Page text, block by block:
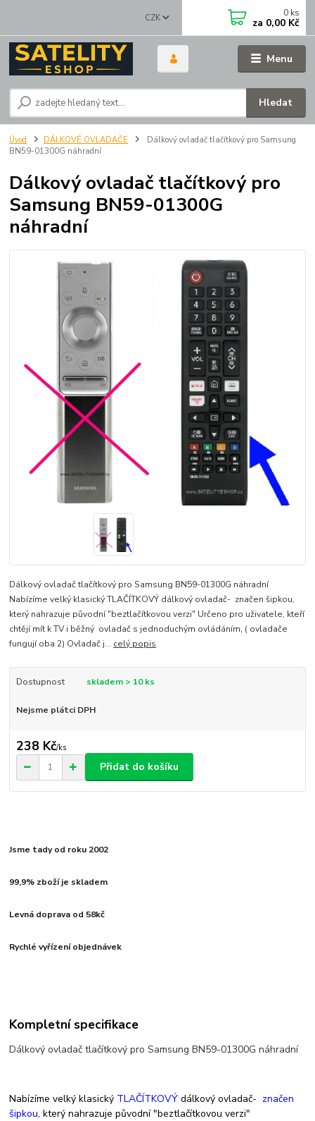
Menu
CZK
Hledat
0 ks
za 0,00 Kč
Úvod DÁLKOVÉ OVLADAČE
Dálkový ovladač tlačítkový pro Samsung
BN59-01300G náhradní
Dálkový ovladač tlačítkový pro
Samsung BN59-01300G
náhradní
Dálkový ovladač tlačítkový pro Samsung BN59-01300G náhradní
Nabízíme velký klasický TLAČÍTKOVÝ dálkový ovladač- značen šipkou,
který nahrazuje původní "beztlačítkovou verzi" Určeno pro uživatele, kteří
chtějí mít k TV i běžný ovladač s jednoduchým ovládáním, ( ovladače
fungují oba 2) Ovladač j... celý popis
Dostupnost skladem > 10 ks
Nejsme plátci DPH
238 Kč/ks
Přidat do košíku
Jsme tady od roku 2002
99,9% zboží je skladem
Levná doprava od 58kč
Rychlé vyřízení objednávek
Kompletní specifikace
Dálkový ovladač tlačítkový pro Samsung BN59-01300G náhradní
Nabízíme velký klasický TLAČÍTKOVÝ dálkový ovladač- značen
šipkou,který nahrazuje původní "beztlačítkovou verzi"